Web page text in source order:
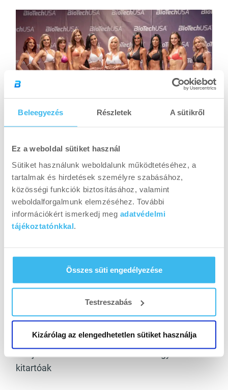
Beleegyezés Részletek A sütikről
Ez a weboldal sütiket használ
Sütiket használunk weboldalunk működtetéséhez, a
tartalmak és hirdetések személyre szabásához,
közösségi funkciók biztosításához, valamint
weboldalforgalmunk elemzéséhez. További
információkért ismerkedj meg adatvédelmi
tájékoztatónkkal
Összes süti engedélyezése
Testreszabás
Kizárólag az elengedhetetlen sütiket használja
Az idei év újdonsága a fitneszversenyző
kategória volt, amellyel közkívánatra bővítették
a nevezési lehetőségeket. ABioTechUSA
Competitor 2021
címet a 23 éves budapesti
Rogácsi Lujzanyerte el. Lujzát veleszületett
szívbillentyű rendellenességgel diagnosztizálták,
ennek ellenére 16 éves korában belevágott, sőt,
azóta sportszervezői és edzői képesítést is
szerzett. Ebben az évben pedig a Lekli-Oczella
Példájával szeretne másokat is motiválni, hogy
ne törődjenek bele az adott helyzetükbe, hanem
kitartóak